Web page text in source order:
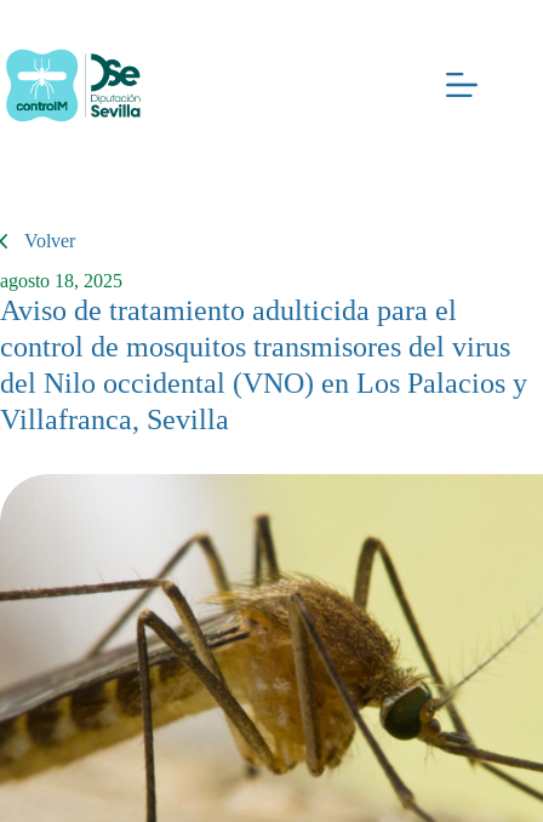
contenido
Volver
agosto 18, 2025
Aviso de tratamiento adulticida para el
control de mosquitos transmisores del virus
del Nilo occidental (VNO) en Los Palacios y
Villafranca, Sevilla